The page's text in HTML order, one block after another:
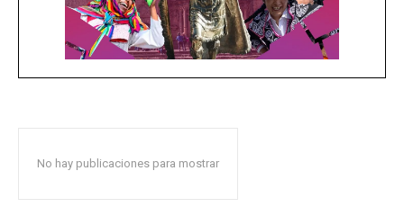
No hay publicaciones para mostrar